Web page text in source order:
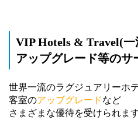
VIP Hotels & Travel(
アップグレード等のサ
世界一流のラグジュアリーホ
客室のアッブグレードなど
さまざまな優待を受けられます